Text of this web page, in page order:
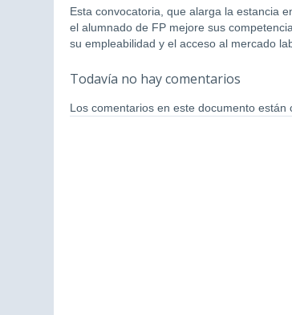
Esta convocatoria, que alarga la estancia
el alumnado de FP mejore sus
su empleabilidad y el acceso al mercado
Todavía no hay comentarios
Los comentarios en este documento están